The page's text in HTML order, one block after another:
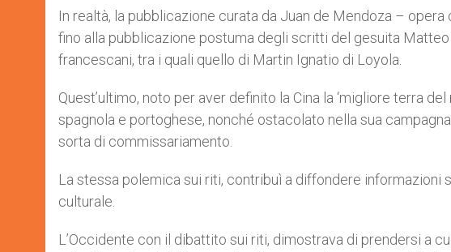
In realtà, la pubblicazione curata da Juan de Mendoza –
fino alla pubblicazione postuma degli scritti del gesuita
francescani, tra i quali quello di Martin Ignatio di Loyola.
Quest’ultimo, noto per aver definito la Cina la ‘migliore terra
spagnola e portoghese, nonché ostacolato nella sua
sorta di commissariamento.
La stessa polemica sui riti, contribuì a diffondere informazioni
culturale.
L’Occidente con il dibattito sui riti, dimostrava di prendersi a